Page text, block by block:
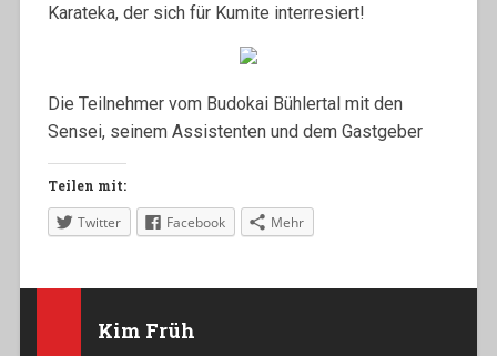
Karateka, der sich für Kumite interresiert!
Die Teilnehmer vom Budokai Bühlertal mit den
Sensei, seinem Assistenten und dem Gastgeber
Teilen mit:
Twitter Facebook Mehr
Kim Früh